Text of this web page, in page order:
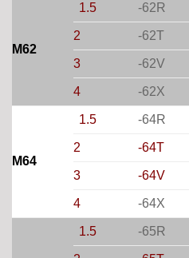
M62
1.5 -62R
2 -62T
3 -62V
4 -62X
M64
1.5 -64R
2 -64T
3 -64V
4 -64X
1.5 -65R